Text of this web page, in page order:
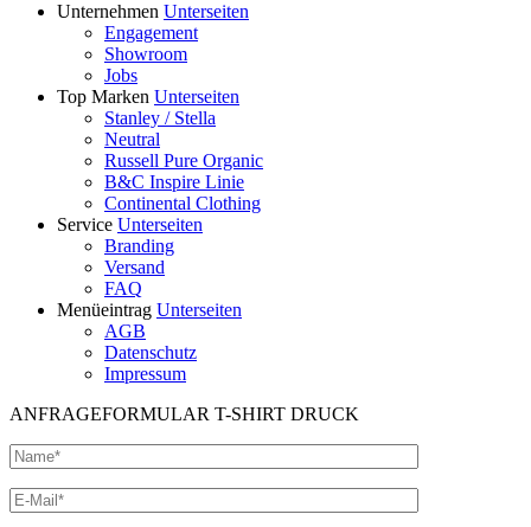
Unternehmen Unterseiten
Engagement
Showroom
Jobs
Top Marken Unterseiten
Stanley / Stella
Neutral
Russell Pure Organic
B&C Inspire Linie
Continental Clothing
Service Unterseiten
Branding
Versand
FAQ
Menüeintrag Unterseiten
AGB
Datenschutz
Impressum
ANFRAGEFORMULAR T-SHIRT DRUCK